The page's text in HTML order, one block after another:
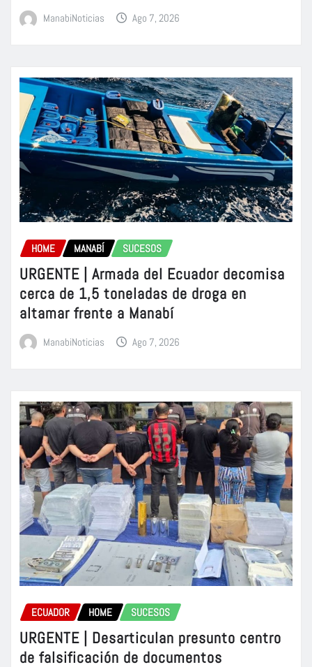
ManabiNoticias Ago 7, 2026
HOME MANABÍ SUCESOS
URGENTE | Armada del Ecuador decomisa
cerca de 1,5 toneladas de droga en
altamar frente a Manabí
ManabiNoticias Ago 7, 2026
ECUADOR HOME SUCESOS
URGENTE | Desarticulan presunto centro
de falsificación de documentos